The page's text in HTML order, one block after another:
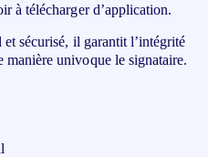
à télécharger d’application.
sécurisé, il garantit l’intégrité
univoque le signataire.